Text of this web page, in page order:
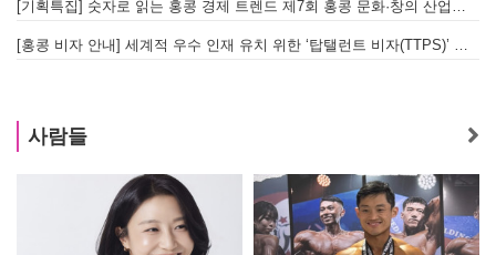
사람들